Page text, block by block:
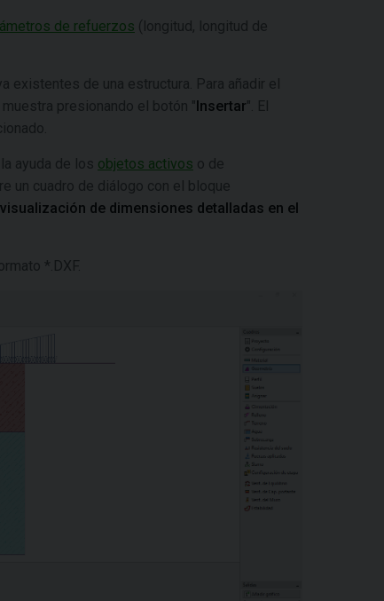
de refuerzos (longitud, longitud de
existentes de una estructura. Para añadir el
presionando el botón "Insertar". El
ayuda de los objetos activos o de
un cuadro de diálogo con el bloque
de dimensiones detalladas en el
*.DXF.